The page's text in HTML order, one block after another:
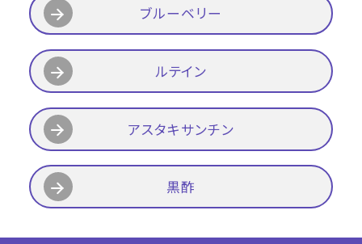
ブルーベリー
ルテイン
アスタキサンチン
黒酢